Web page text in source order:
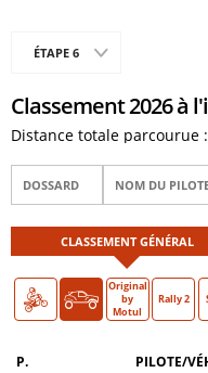
Classement 2026 à
Distance totale parcourue :
ÉTAPE 6
CLASSEMENT GÉNÉRAL
Moto Auto
Original
by
Motul
O > Rally 2
P. PILOTE/